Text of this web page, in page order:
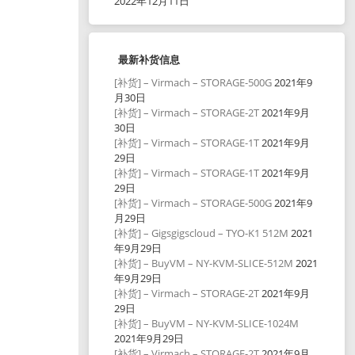
最新补货信息
[补货] – Virmach – STORAGE-500G2021年9
月30日
[补货] – Virmach – STORAGE-2T2021年9月
30日
[补货] – Virmach – STORAGE-1T2021年9月
29日
[补货] – Virmach – STORAGE-1T2021年9月
29日
[补货] – Virmach – STORAGE-500G2021年9
月29日
[补货] – Gigsgigscloud – TYO-K1 512M 2021
年9月29日
[补货] – BuyVM – NY-KVM-SLICE-512M 2021
年9月29日
[补货] – Virmach – STORAGE-2T2021年9月
29日
[补货] – BuyVM – NY-KVM-SLICE-1024M
2021年9月29日